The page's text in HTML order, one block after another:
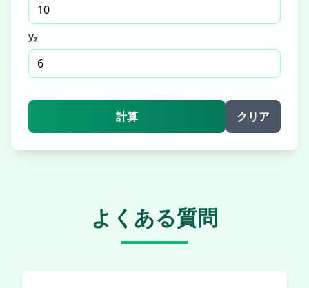
y₂
計算 クリア
よくある質問